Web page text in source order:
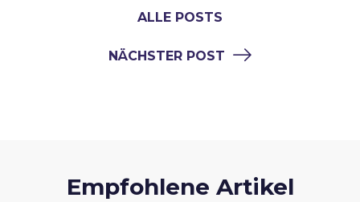
ALLE POSTS
NÄCHSTER POST
Empfohlene Artikel